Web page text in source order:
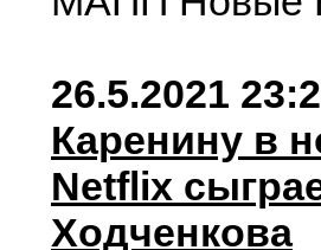
26.5.2021
Каренину в
Netflix
Ходченкова